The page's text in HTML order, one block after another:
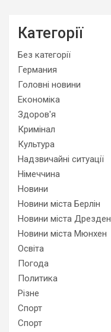
Категорії
Без категорії
Германия
Головні новини
Економіка
Здоров'я
Кримінал
Культура
Надзвичайні ситуації
Німеччина
Новини
Новини міста Берлін
Новини міста Дрезден
Новини міста Мюнхен
Освіта
Погода
Политика
Різне
Спорт
Спорт